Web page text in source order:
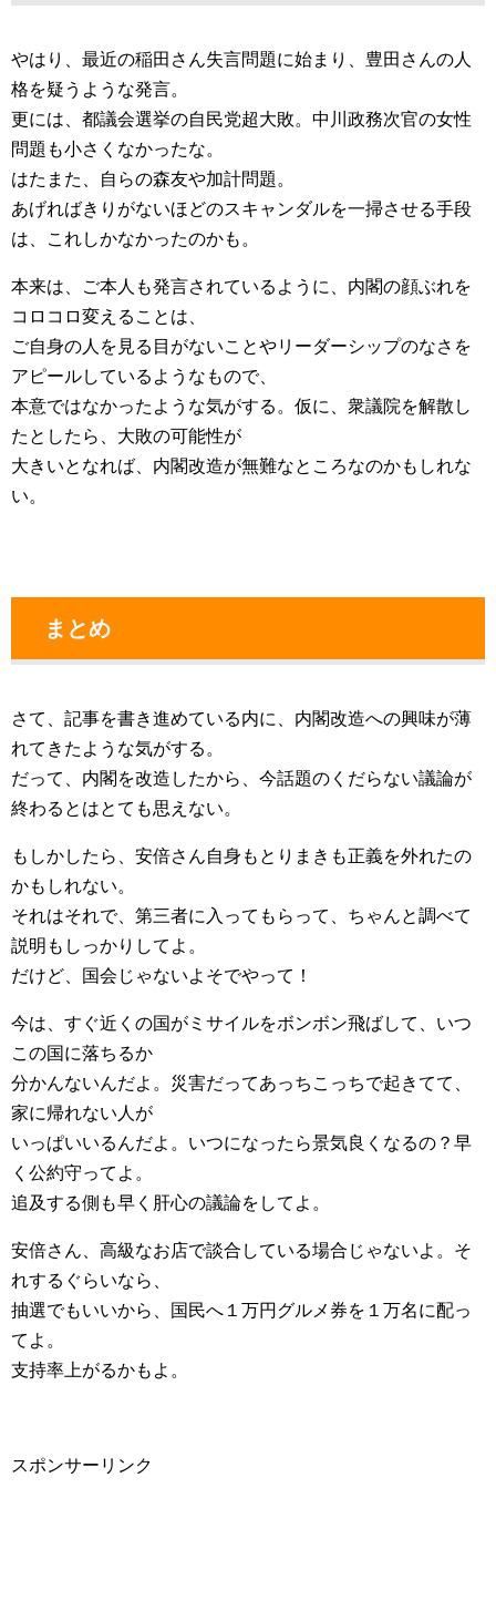
やはり、最近の稲田さん失言問題に始まり、豊田さんの人
格を疑うような発言。
更には、都議会選挙の自民党超大敗。中川政務次官の女性
問題も小さくなかったな。
はたまた、自らの森友や加計問題。
あげればきりがないほどのスキャンダルを一掃させる手段
は、これしかなかったのかも。
本来は、ご本人も発言されているように、内閣の顔ぶれを
コロコロ変えることは、
ご自身の人を見る目がないことやリーダーシップのなさを
アピールしているようなもので、
本意ではなかったような気がする。仮に、衆議院を解散し
たとしたら、大敗の可能性が
大きいとなれば、内閣改造が無難なところなのかもしれな
い。
まとめ
さて、記事を書き進めている内に、内閣改造への興味が薄
れてきたような気がする。
だって、内閣を改造したから、今話題のくだらない議論が
終わるとはとても思えない。
もしかしたら、安倍さん自身もとりまきも正義を外れたの
かもしれない。
それはそれで、第三者に入ってもらって、ちゃんと調べて
説明もしっかりしてよ。
だけど、国会じゃないよそでやって！
今は、すぐ近くの国がミサイルをボンボン飛ばして、いつ
この国に落ちるか
分かんないんだよ。災害だってあっちこっちで起きてて、
家に帰れない人が
いっぱいいるんだよ。いつになったら景気良くなるの？早
く公約守ってよ。
追及する側も早く肝心の議論をしてよ。
安倍さん、高級なお店で談合している場合じゃないよ。そ
れするぐらいなら、
抽選でもいいから、国民へ１万円グルメ券を１万名に配っ
てよ。
支持率上がるかもよ。
スポンサーリンク